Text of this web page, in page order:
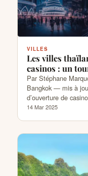
VILLES
Les villes
casinos : un
Par Stéphane
Bangkok — mis à
d’ouverture de
14 Mar 2025